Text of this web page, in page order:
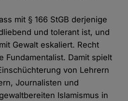
mit § 166 StGB derjenige
und tolerant ist, und
Gewalt eskaliert. Recht
Fundamentalist. Damit spielt
von Lehrern
Journalisten und
Islamismus in